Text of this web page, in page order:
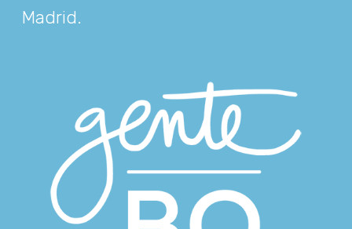
Madrid.